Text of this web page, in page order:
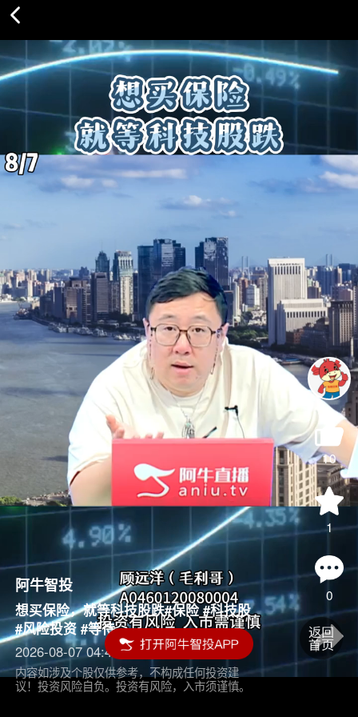
10
1
0
阿牛智投
想买保险，就等科技股跌#保险 #科技股
#风险投资 #等待
2026-08-07 04:45
内容如涉及个股仅供参考，不构成任何投资建
议！投资风险自负。投资有风险，入市须谨慎。